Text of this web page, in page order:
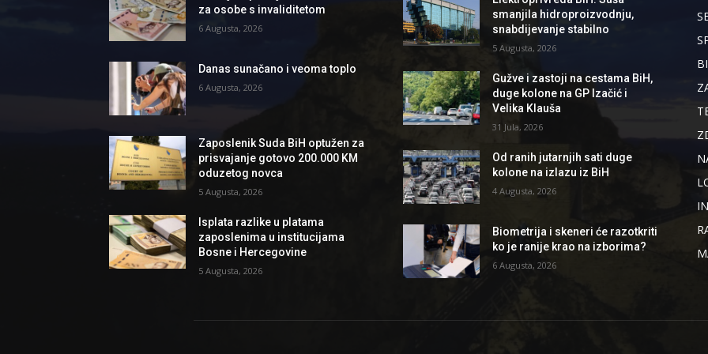
za osobe s invaliditetom
6 Augusta, 2026
Danas sunačano i veoma toplo
6 Augusta, 2026
Zaposlenik Suda BiH optužen za
prisvajanje gotovo 200.000 KM
oduzetog novca
5 Augusta, 2026
Isplata razlike u platama
zaposlenima u institucijama
Bosne i Hercegovine
5 Augusta, 2026
smanjila hidroproizvodnju,
snabdijevanje stabilno
5 Augusta, 2026
Gužve i zastoji na cestama BiH,
duge kolone na GP Izačić i
Velika Klauša
31 Jula, 2026
Od ranih jutarnjih sati duge
kolone na izlazu iz BiH
4 Augusta, 2026
Biometrija i skeneri će razotkriti
ko je ranije krao na izborima?
6 Augusta, 2026